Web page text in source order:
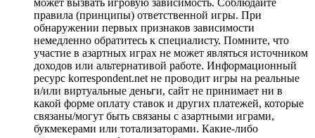
правила (принципы) ответственной игры. При
обнаружении первых признаков зависимости
немедленно обратитесь к специалисту. Помните, что
участие в азартных играх не может являться источником
доходов или альтернативой работе. Информационный
ресурс korrespondent.net не проводит игры на реальные
и/или виртуальные деньги, сайт не принимает ни в
какой форме оплату ставок и других платежей, которые
связаны/могут быть связаны с азартными играми,
букмекерами или тотализаторами. Какие-либо